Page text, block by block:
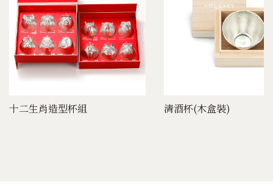
十二生肖造型杯組 清酒杯(木盒裝)